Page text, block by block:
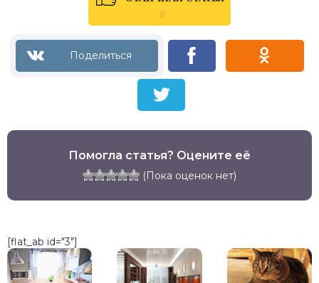
0
Помогла статья? Оцените её
(Пока оценок нет)
[flat_ab id="3"]